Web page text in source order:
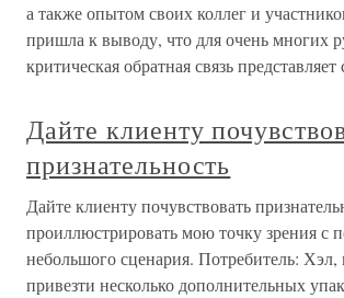
а также опытом своих коллег и
пришла к выводу, что для очень многих
критическая обратная связь
Дайте клиенту
признательность
Дайте клиенту почувствовать
проиллюстрировать мою точку зрения с
небольшого сценария. Потребитель:
привезти несколько дополнительных